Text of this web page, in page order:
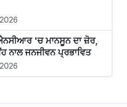
'ਚ ਮਾਨਸੂਨ ਦਾ ਜ਼ੋਰ,
ਨਾਲ ਜਨਜੀਵਨ ਪ੍ਰਭਾਵਿਤ